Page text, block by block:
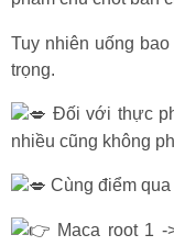
Tuy nhiên uống
trọng.
Đối với thực
nhiều cũng không
Cùng điểm
Maca root 1